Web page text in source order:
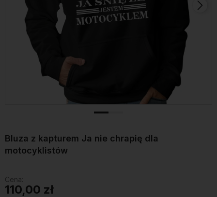
Bluza z kapturem Ja nie chrapię dla
motocyklistów
Cena:
110,00 zł